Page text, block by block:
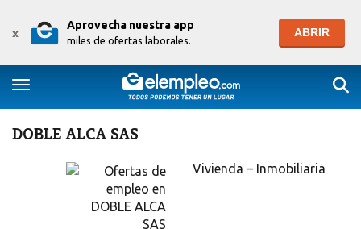
x
Aprovecha nuestra app
miles de ofertas laborales.
ABRIR
Toggle navigation
DOBLE ALCA SAS
Vivienda – Inmobiliaria